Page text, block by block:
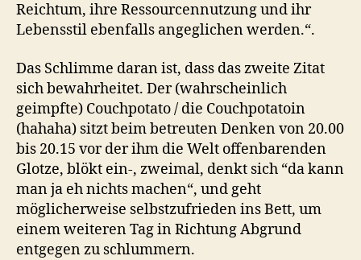
Reichtum, ihre Ressourcennutzung und ihr
Lebensstil ebenfalls angeglichen werden.“.
Das Schlimme daran ist, dass das zweite Zitat
sich bewahrheitet. Der (wahrscheinlich
geimpfte) Couchpotato / die Couchpotatoin
(hahaha) sitzt beim betreuten Denken von 20.00
bis 20.15 vor der ihm die Welt offenbarenden
Glotze, blökt ein-, zweimal, denkt sich “da kann
man ja eh nichts machen“, und geht
möglicherweise selbstzufrieden ins Bett, um
einem weiteren Tag in Richtung Abgrund
entgegen zu schlummern.